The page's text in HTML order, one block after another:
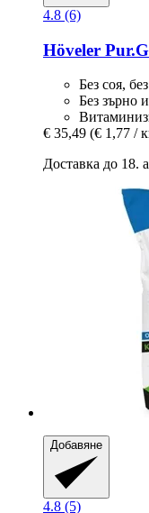
4.8 (6)
Höveler
Без соя,
Без зърно
€ 35,49 (€ 1,77 /
Доставка до 18.
Добавяне
4.8 (5)